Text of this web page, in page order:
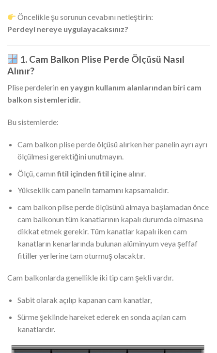
Öncelikle şu sorunun cevabını netleştirin:
Perdeyi nereye uygulayacaksınız?
1. Cam Balkon Plise Perde Ölçüsü Nasıl
Alınır?
Plise perdelerin en yaygın kullanım alanlarından biri cam
balkon sistemleridir.
Bu sistemlerde:
Cam balkon plise perde ölçüsü alırken her panelin ayrı ayrı
ölçülmesi gerektiğini unutmayın.
Ölçü, camınfitil içinden fitil içinealınır.
Yükseklik cam panelin tamamını kapsamalıdır.
cam balkon plise perde ölçüsünü almaya başlamadan önce
cam balkonun tüm kanatlarının kapalı durumda olmasına
dikkat etmek gerekir. Tüm kanatlar kapalı iken cam
kanatların kenarlarında bulunan alüminyum veya şeffaf
fitiller yerlerine tam oturmuş olacaktır.
Cam balkonlarda genellikle iki tip cam şekli vardır.
Sabit olarak açılıp kapanan cam kanatlar,
Sürme şeklinde hareket ederek en sonda açılan cam
kanatlardır.